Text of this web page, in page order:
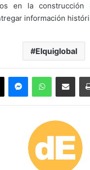
en la construcción
información
Elquiglobal